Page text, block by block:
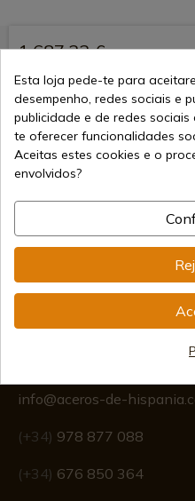
1 687,22 €
Vendendo
Métodos
Seguros
Frete
info@aceros-de-
(+34) 978 877 088
(+34) 676 850 364
Esta loja pede-te para
desempenho, redes sociais e
publicidade e de redes
te oferecer funcionalidades
Aceitas estes cookies e o
envolvidos?